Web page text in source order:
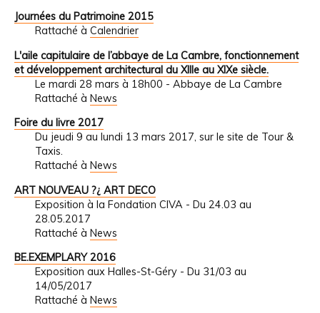
Journées du Patrimoine 2015
Rattaché à Calendrier
L'aile capitulaire de l’abbaye de La Cambre, fonctionnement
et développement architectural du XIIIe au XIXe siècle.
Le mardi 28 mars à 18h00 - Abbaye de La Cambre
Rattaché à News
Foire du livre 2017
Du jeudi 9 au lundi 13 mars 2017, sur le site de Tour &
Taxis.
Rattaché à News
ART NOUVEAU ?¿ ART DECO
Exposition à la Fondation CIVA - Du 24.03 au
28.05.2017
Rattaché à News
BE.EXEMPLARY 2016
Exposition aux Halles-St-Géry - Du 31/03 au
14/05/2017
Rattaché à News